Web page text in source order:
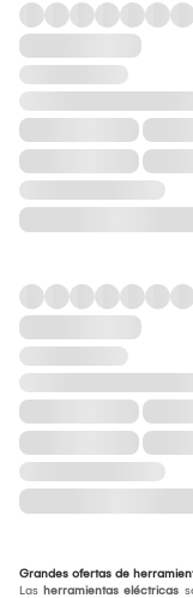
Grandes ofertas de
Las herramientas eléctricas